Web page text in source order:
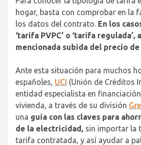
hogar, basta con comprobar en la
los datos del contrato. En los
‘tarifa PVPC’ o ‘tarifa regulada’,
mencionada subida del precio
Ante esta situación para muchos
españoles, UCI (Unión de Créditos
entidad especialista en
vivienda, a través de su división
una guía con las claves para
de la electricidad, sin importar la
tarifa contratada, y así ayudar a